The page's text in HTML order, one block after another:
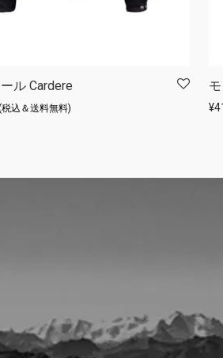
ル Cardere
税込＆送料無料) ¥